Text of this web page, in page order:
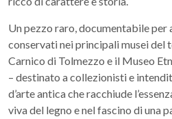
Un pezzo raro, documentabile per
conservati nei principali musei del
Carnico di Tolmezzo e il Museo
– destinato a collezionisti e
d’arte antica che racchiude
viva del legno e nel fascino di una